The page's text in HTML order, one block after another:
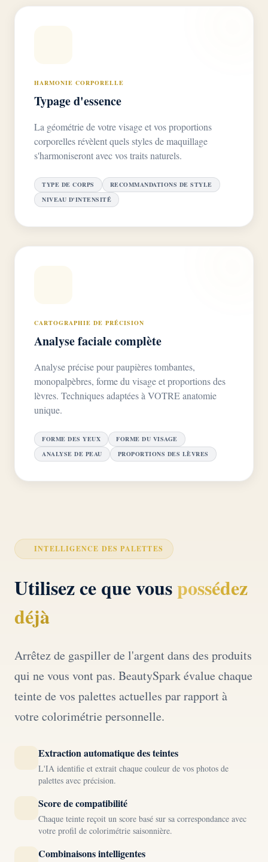
HARMONIE CORPORELLE
Typage d'essence
La géométrie de votre visage et vos proportions
corporelles révèlent quels styles de maquillage
s'harmoniseront avec vos traits naturels.
TYPE DE CORPS
RECOMMANDATIONS DE STYLE
NIVEAU D'INTENSITÉ
CARTOGRAPHIE DE PRÉCISION
Analyse faciale complète
Analyse précise pour paupières tombantes,
monopalpèbres, forme du visage et proportions des
lèvres. Techniques adaptées à VOTRE anatomie
unique.
FORME DES YEUX
FORME DU VISAGE
ANALYSE DE PEAU
PROPORTIONS DES LÈVRES
INTELLIGENCE DES PALETTES
Utilisez ce que vouspossédez
déjà
Arrêtez de gaspiller de l'argent dans des produits
qui ne vous vont pas. BeautySpark évalue chaque
teinte de vos palettes actuelles par rapport à
votre colorimétrie personnelle.
Extraction automatique des teintes
L'IA identifie et extrait chaque couleur de vos photos de
palettes avec précision.
Score de compatibilité
Chaque teinte reçoit un score basé sur sa correspondance avec
votre profil de colorimétrie saisonnière.
Combinaisons intelligentes